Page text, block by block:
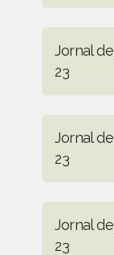
Jornal
23
Jornal
23
Jornal
23